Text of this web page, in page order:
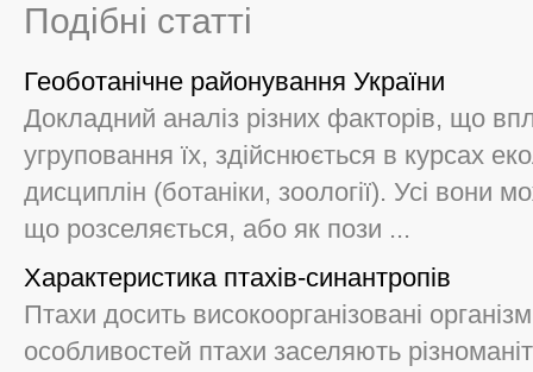
Подібні статті
Геоботанічне районування України
Докладний аналіз різних факторів, що
угруповання їх, здійснюється в курсах
дисциплін (ботаніки, зоології). Усі вони
що розселяється, або як пози ...
Характеристика птахів-синантропів
Птахи досить високоорганізовані
особливостей птахи заселяють